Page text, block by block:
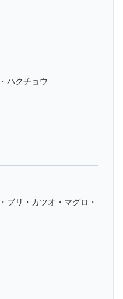
ハクチョウ
ブリ・カツオ・マグロ・